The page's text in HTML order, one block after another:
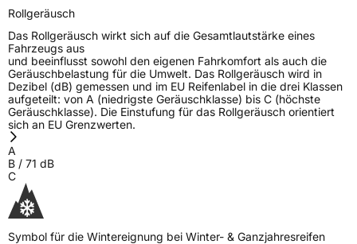
Rollgeräusch
Das Rollgeräusch wirkt sich auf die Gesamtlautstärke eines
Fahrzeugs aus
und beeinflusst sowohl den eigenen Fahrkomfort als auch die
Geräuschbelastung für die Umwelt. Das Rollgeräusch wird in
Dezibel (dB) gemessen und im EU Reifenlabel in die drei Klassen
aufgeteilt: von A (niedrigste Geräuschklasse) bis C (höchste
Geräuschklasse). Die Einstufung für das Rollgeräusch orientiert
sich an EU Grenzwerten.
A
B / 71 dB
C
Symbol für die Wintereignung bei Winter- & Ganzjahresreifen